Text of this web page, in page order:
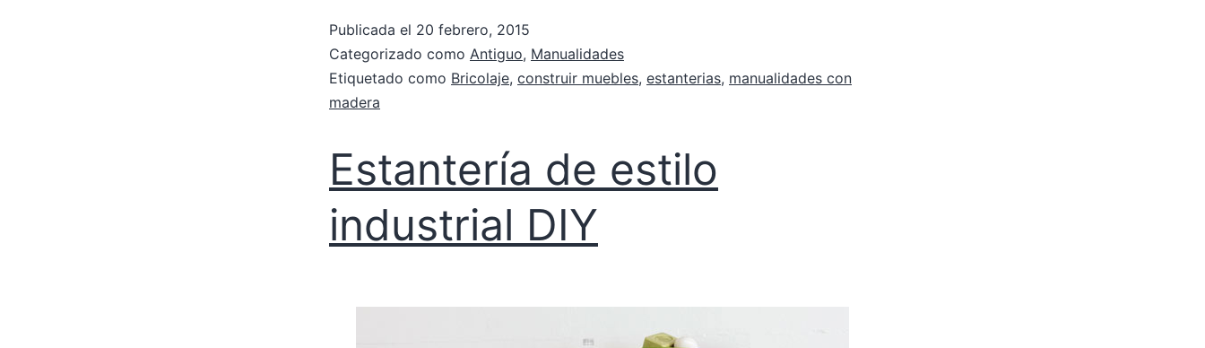
Publicada el 20 febrero, 2015
Categorizado como Antiguo, Manualidades
Etiquetado como Bricolaje, construir muebles, estanterias, manualidades con
madera
Estantería de estilo
industrial DIY